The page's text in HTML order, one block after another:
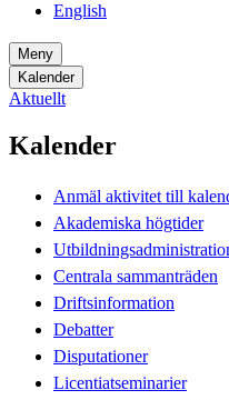
English
Meny
Kalender
Aktuellt
Kalender
Anmäl aktivitet till
Akademiska högtider
Centrala sammanträden
Driftsinformation
Debatter
Disputationer
Licentiatseminarier